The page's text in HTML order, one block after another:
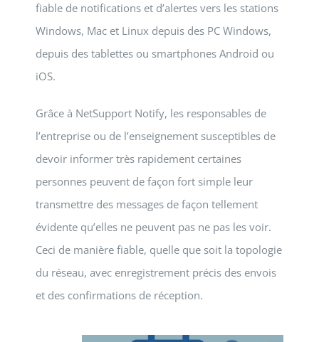
BROCHURE
TELECHARGER
INFO/PRIX
fiable de notifications et d’alertes vers les stations
Windows, Mac et Linux depuis des PC Windows,
depuis des tablettes ou smartphones Android ou
iOS.
Grâce à NetSupport Notify, les responsables de
l’entreprise ou de l’enseignement susceptibles de
devoir informer très rapidement certaines
personnes peuvent de façon fort simple leur
transmettre des messages de façon tellement
évidente qu’elles ne peuvent pas ne pas les voir.
Ceci de manière fiable, quelle que soit la topologie
du réseau, avec enregistrement précis des envois
et des confirmations de réception.